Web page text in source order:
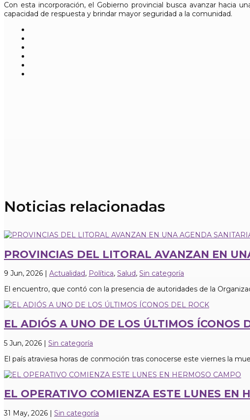
Con esta incorporación, el Gobierno provincial busca avanzar hacia
capacidad de respuesta y brindar mayor seguridad a la comunidad.
Noticias relacionadas
PROVINCIAS DEL LITORAL AVANZAN EN
9 Jun, 2026 | Actualidad, Política, Salud, Sin categoría
El encuentro, que contó con la presencia de autoridades de la
EL ADIÓS A UNO DE LOS ÚLTIMOS ÍCONOS
5 Jun, 2026 | Sin categoría
El país atraviesa horas de conmoción tras conocerse este viernes la
EL OPERATIVO COMIENZA ESTE LUNES EN
31 May, 2026 | Sin categoría